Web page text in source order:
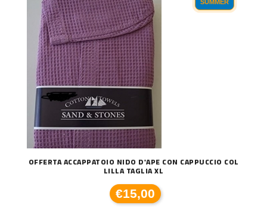
SUMMER
OFFERTA ACCAPPATOIO NIDO D'APE CON CAPPUCCIO COL
LILLA TAGLIA XL
€15,00